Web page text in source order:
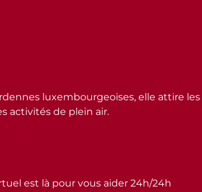
est là pour vous aider 24h/24h
luxembourgeoises, elle attire les
activités de plein air.